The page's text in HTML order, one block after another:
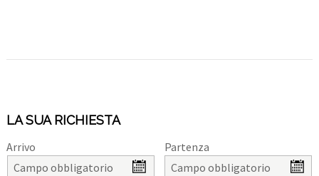
LA SUA RICHIESTA
Arrivo Partenza